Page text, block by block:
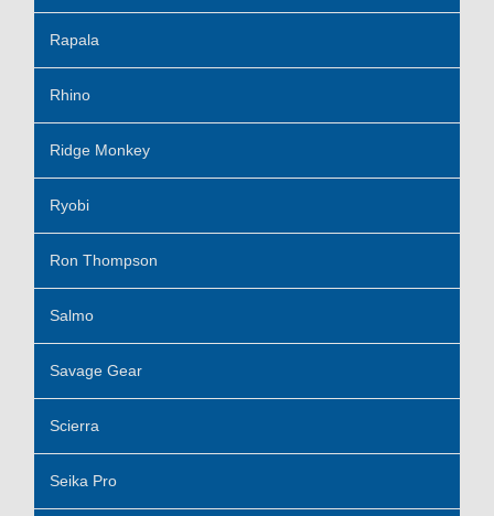
Rapala
Rhino
Ridge Monkey
Ryobi
Ron Thompson
Salmo
Savage Gear
Scierra
Seika Pro